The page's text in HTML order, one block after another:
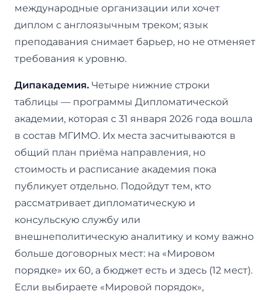
международные организации или хочет
диплом с англоязычным треком; язык
преподавания снимает барьер, но не отменяет
требования к уровню.
Дипакадемия. Четыре нижние строки
таблицы — программы Дипломатической
академии, которая с 31 января 2026 года вошла
в состав МГИМО. Их места засчитываются в
общий план приёма направления, но
стоимость и расписание академия пока
публикует отдельно. Подойдут тем, кто
рассматривает дипломатическую и
консульскую службу или
внешнеполитическую аналитику и кому важно
больше договорных мест: на «Мировом
порядке» их 60, а бюджет есть и здесь (12 мест).
Если выбираете «Мировой порядок»,